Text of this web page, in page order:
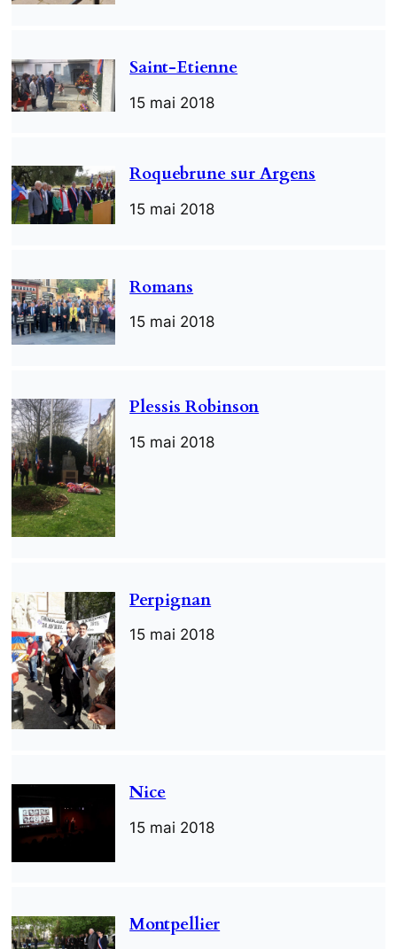
Saint-Etienne
15 mai 2018
Roquebrune sur Argens
15 mai 2018
Romans
15 mai 2018
Plessis Robinson
15 mai 2018
Perpignan
15 mai 2018
Nice
15 mai 2018
Montpellier